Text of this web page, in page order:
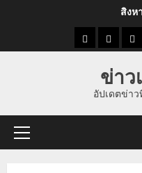
สิงห
ราคาแนว
ราคา
ทอง
ข่า
นี้
ข่าว
อัปเดตข่า
Primary